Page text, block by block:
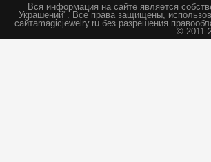
Вся информация на сайте является
Украшений". Все права защищены,
сайтаmagicjewelry.ru без разрешения
© 2011-